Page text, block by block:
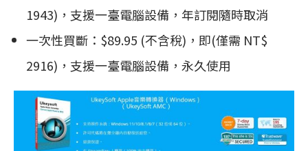
1943)，支援一臺電腦設備，年訂閱隨時取消
一次性買斷：$89.95 (不含稅)，即(僅需 NT$
2916)，支援一臺電腦設備，永久使用